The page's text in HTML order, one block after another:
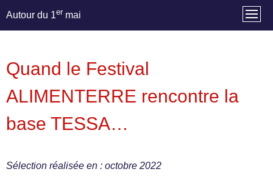
Autour du 1er mai
Quand le Festival
ALIMENTERRE rencontre la
base TESSA…
Sélection réalisée en : octobre 2022